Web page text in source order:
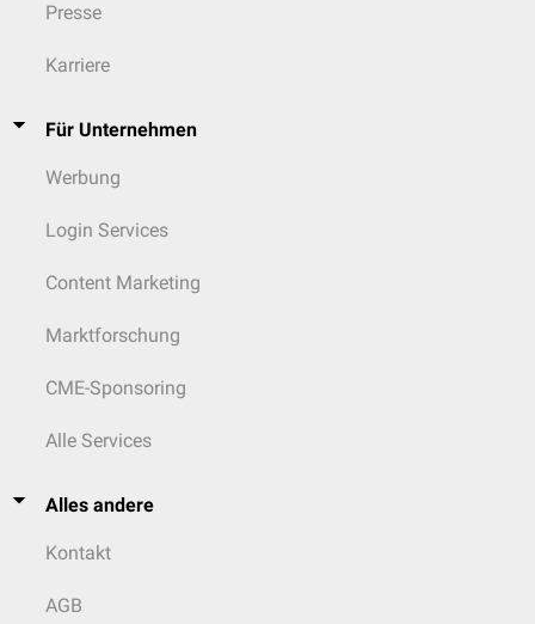
Zu den langen Handmuskeln zählen u.a.
Musculus flexor digitorum profundus
Musculus abductor pollicis longus
Presse
Karriere
Für Unternehmen
Werbung
Login Services
Content Marketing
Marktforschung
CME-Sponsoring
Alle Services
Alles andere
Kontakt
AGB